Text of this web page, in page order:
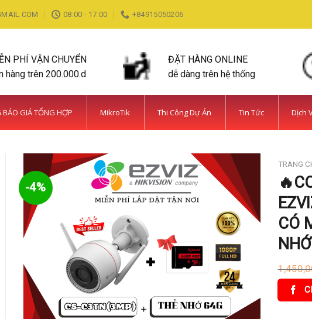
08:00 - 17:00 +84915050206
PHÍ VẬN CHUYỂN
hàng trên 200.000.d
ĐẶT HÀNG ONLINE
dễ dàng trên hệ thống
BÁO GIÁ TỔNG HỢP MikroTik Thi Công Dự Án Tin Tức Dịch
-4%
TRANG
CÓ